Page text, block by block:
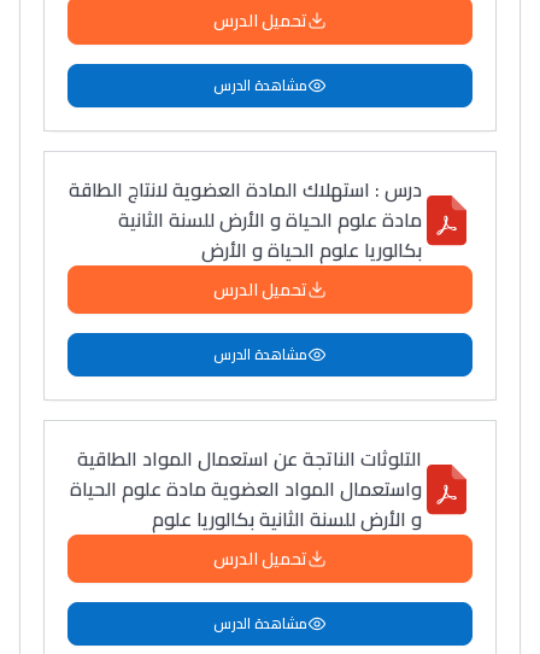
تحميل الدرس
مشاهدة الدرس
درس : استهلاك المادة العضوية لانتاج الطاقة
مادة علوم الحياة و الأرض للسنة الثانية
بكالوريا علوم الحياة و الأرض
تحميل الدرس
مشاهدة الدرس
التلوثات الناتجة عن استعمال المواد الطاقية
واستعمال المواد العضوية مادة علوم الحياة
و الأرض للسنة الثانية بكالوريا علوم
تحميل الدرس
مشاهدة الدرس